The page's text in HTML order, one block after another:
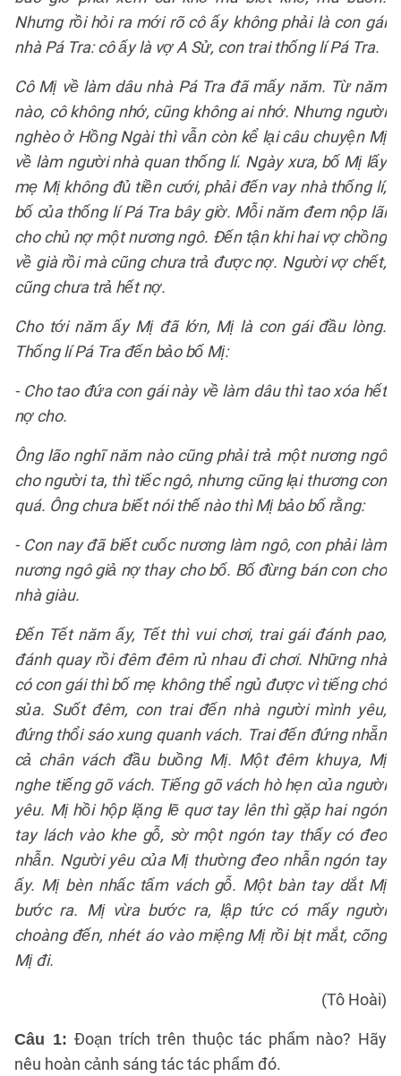
Nhưng rồi hỏi ra mới rõ cô ấy không phải là con gái
nhà Pá Tra: cô ấy là vợ A Sử, con trai thống lí Pá Tra.
Cô Mị về làm dâu nhà Pá Tra đã mấy năm. Từ năm
nào, cô không nhớ, cũng không ai nhớ. Nhưng người
nghèo ở Hồng Ngài thì vẫn còn kể lại câu chuyện Mị
về làm người nhà quan thống lí. Ngày xưa, bố Mị lấy
mẹ Mị không đủ tiền cưới, phải đến vay nhà thống lí,
bố của thống lí Pá Tra bây giờ. Mỗi năm đem nộp lãi
cho chủ nợ một nương ngô. Đến tận khi hai vợ chồng
về già rồi mà cũng chưa trả được nợ. Người vợ chết,
cũng chưa trả hết nợ.
Cho tới năm ấy Mị đã lớn, Mị là con gái đầu lòng.
Thống lí Pá Tra đến bảo bố Mị:
- Cho tao đứa con gái này về làm dâu thì tao xóa hết
nợ cho.
Ông lão nghĩ năm nào cũng phải trả một nương ngô
cho người ta, thì tiếc ngô, nhưng cũng lại thương con
quá. Ông chưa biết nói thế nào thì Mị bảo bố rằng:
- Con nay đã biết cuốc nương làm ngô, con phải làm
nương ngô giả nợ thay cho bố. Bố đừng bán con cho
nhà giàu.
Đến Tết năm ấy, Tết thì vui chơi, trai gái đánh pao,
đánh quay rồi đêm đêm rủ nhau đi chơi. Những nhà
có con gái thì bố mẹ không thể ngủ được vì tiếng chó
sủa. Suốt đêm, con trai đến nhà người mình yêu,
đứng thổi sáo xung quanh vách. Trai đến đứng nhẵn
cả chân vách đầu buồng Mị. Một đêm khuya, Mị
nghe tiếng gõ vách. Tiếng gõ vách hò hẹn của người
yêu. Mị hồi hộp lặng lẽ quơ tay lên thì gặp hai ngón
tay lách vào khe gỗ, sờ một ngón tay thấy có đeo
nhẫn. Người yêu của Mị thường đeo nhẫn ngón tay
ấy. Mị bèn nhấc tấm vách gỗ. Một bàn tay dắt Mị
bước ra. Mị vừa bước ra, lập tức có mấy người
choàng đến, nhét áo vào miệng Mị rồi bịt mắt, cõng
Mị đi.
(Tô Hoài)
Câu 1:Đoạn trích trên thuộc tác phẩm nào? Hãy
nêu hoàn cảnh sáng tác tác phẩm đó.